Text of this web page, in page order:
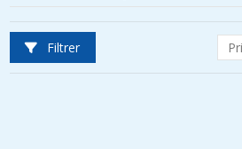
Filtrer